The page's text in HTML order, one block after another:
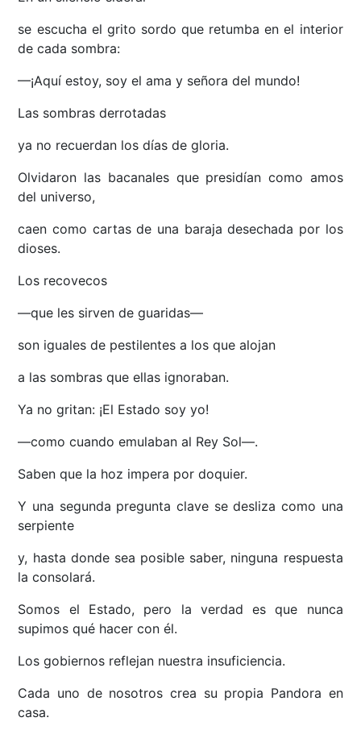
se escucha el grito sordo que retumba en el interior
de cada sombra:
—¡Aquí estoy, soy el ama y señora del mundo!
Las sombras derrotadas
ya no recuerdan los días de gloria.
Olvidaron las bacanales que presidían como amos
del universo,
caen como cartas de una baraja desechada por los
dioses.
Los recovecos
—que les sirven de guaridas—
son iguales de pestilentes a los que alojan
a las sombras que ellas ignoraban.
Ya no gritan: ¡El Estado soy yo!
—como cuando emulaban al Rey Sol—.
Saben que la hoz impera por doquier.
Y una segunda pregunta clave se desliza como una
serpiente
y, hasta donde sea posible saber, ninguna respuesta
la consolará.
Somos el Estado, pero la verdad es que nunca
supimos qué hacer con él.
Los gobiernos reflejan nuestra insuficiencia.
Cada uno de nosotros crea su propia Pandora en
casa.